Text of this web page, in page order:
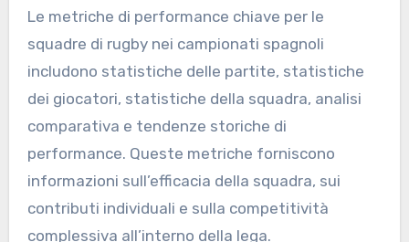
Le metriche di performance chiave per le
squadre di rugby nei campionati spagnoli
includono statistiche delle partite, statistiche
dei giocatori, statistiche della squadra, analisi
comparativa e tendenze storiche di
performance. Queste metriche forniscono
informazioni sull’efficacia della squadra, sui
contributi individuali e sulla competitività
complessiva all’interno della lega.